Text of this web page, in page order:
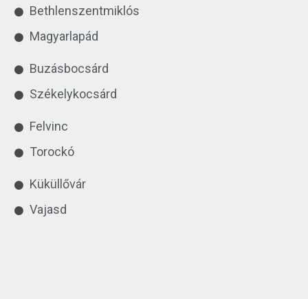
Bethlenszentmiklós
Magyarlapád
Buzásbocsárd
Székelykocsárd
Felvinc
Torockó
Küküllővár
Vajasd